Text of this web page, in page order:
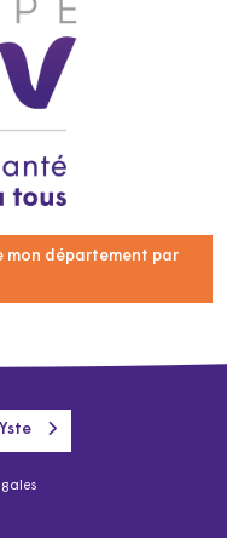
mon département par